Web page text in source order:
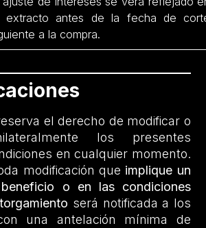
extracto antes de la fecha de
a la compra.
el derecho de modificar o
los presentes
en cualquier momento.
modificación que implique un
o en las condiciones
será notificada a los
una antelación mínima de